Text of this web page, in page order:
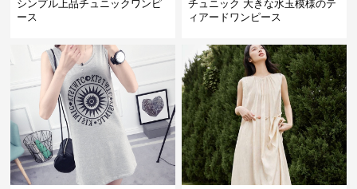
シンプル上品チュニックワンピ
ース
チュニック 大きな水玉模様のテ
ィアードワンピース